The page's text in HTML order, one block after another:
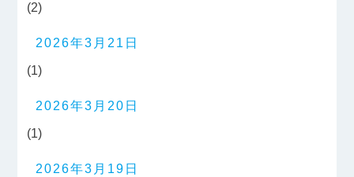
(2)
2026年3月21日
(1)
2026年3月20日
(1)
2026年3月19日